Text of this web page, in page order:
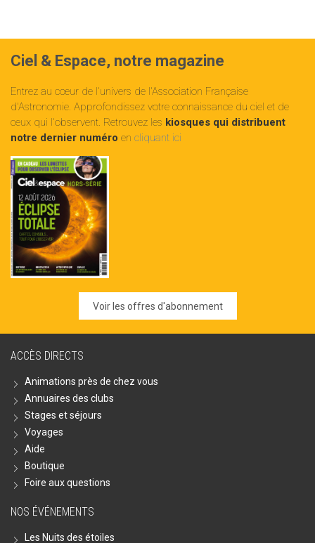
Ciel & Espace, notre magazine
Entrez au cœur de l'univers de l'Association Française
d'Astronomie. Approfondissez votre connaissance du ciel et de
ceux qui l'observent. Retrouvez les kiosques qui distribuent
notre dernier numéro en cliquant ici
Voir les offres d'abonnement
ACCÈS DIRECTS
Animations près de chez vous
Annuaires des clubs
Stages et séjours
Voyages
Aide
Boutique
Foire aux questions
NOS ÉVÉNEMENTS
Les Nuits des étoiles